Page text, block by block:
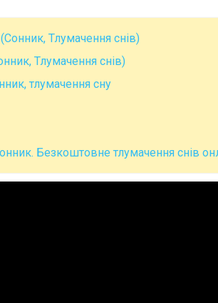
Тлумачення снів)
Тлумачення снів)
тлумачення сну
Безкоштовне тлумачення снів